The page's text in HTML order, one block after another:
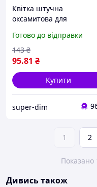
Квітка штучна
оксамитова для
cm
Готово до відправки
95.81 ₴
143 ₴
Купити
super-dim
1 2
Показано
Дивись також